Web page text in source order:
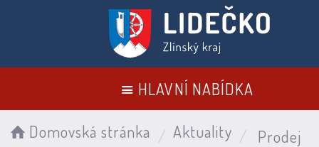
HLAVNÍ NABÍDKA
Domovská stránka Aktuality
Prodej